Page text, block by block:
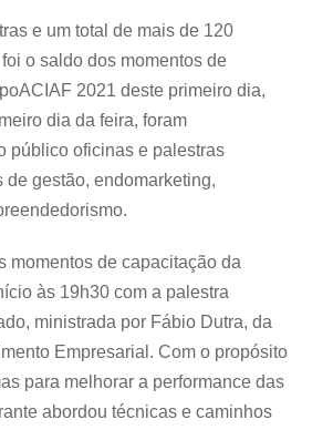
e um total de mais de 120
o saldo dos momentos de
2021 deste primeiro dia,
dia da feira, foram
público oficinas e palestras
de gestão, endomarketing,
momentos de capacitação da
às 19h30 com a palestra
ministrada por Fábio Dutra, da
Empresarial. Com o propósito
para melhorar a performance das
abordou técnicas e caminhos